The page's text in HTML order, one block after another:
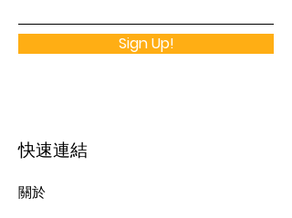
Sign Up!
快速連結
關於